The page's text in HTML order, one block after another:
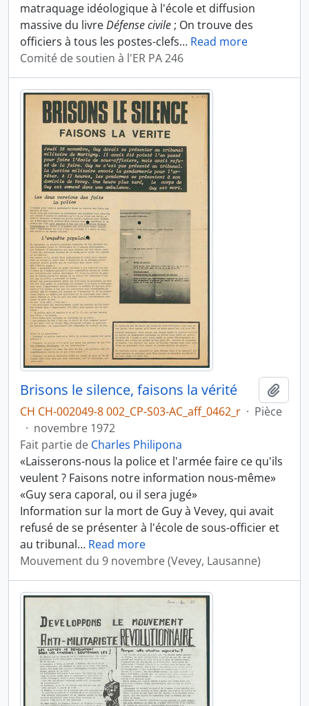
matraquage idéologique à l'école et diffusion
massive du livreDéfense civile ; On trouve des
officiers à tous les postes-clefs… Read more
Comité de soutien à l'ER PA 246
Brisons le silence, faisons la vérité
CH CH-002049-8 002_CP-S03-AC_aff_0462_r · Pièce
· novembre 1972
Fait partie de Charles Philipona
«Laisserons-nous la police et l'armée faire ce qu'ils
veulent ? Faisons notre information nous-même»
«Guy sera caporal, ou il sera jugé»
Information sur la mort de Guy à Vevey, qui avait
refusé de se présenter à l'école de sous-officier et
au tribunal… Read more
Mouvement du 9 novembre (Vevey, Lausanne)